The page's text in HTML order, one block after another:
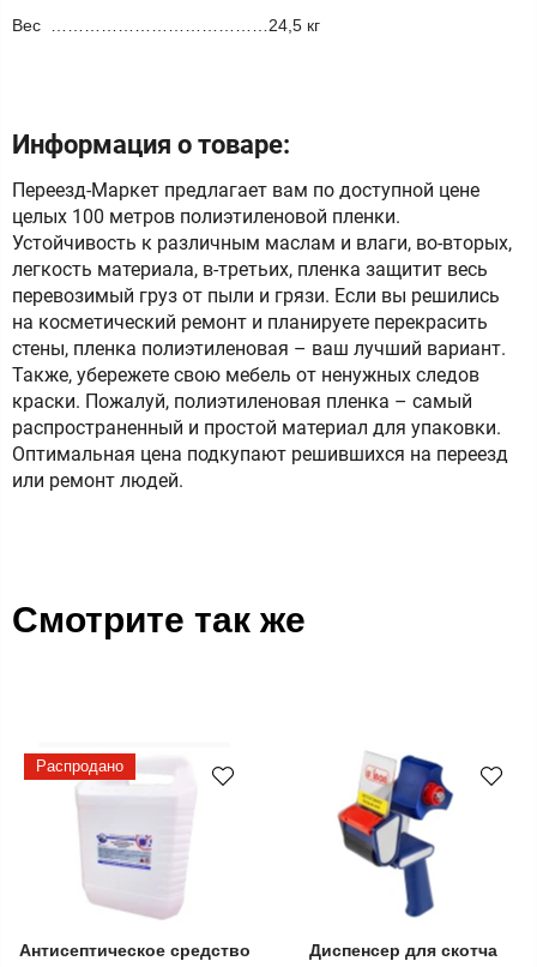
Вес …………………………………24,5 кг
Информация о товаре:
Переезд-Маркет предлагает вам по доступной цене
целых 100 метров полиэтиленовой пленки.
Устойчивость к различным маслам и влаги, во-вторых,
легкость материала, в-третьих, пленка защитит весь
перевозимый груз от пыли и грязи. Если вы решились
на косметический ремонт и планируете перекрасить
стены, пленка полиэтиленовая – ваш лучший вариант.
Также, убережете свою мебель от ненужных следов
краски. Пожалуй, полиэтиленовая пленка – самый
распространенный и простой материал для упаковки.
Оптимальная цена подкупают решившихся на переезд
или ремонт людей.
Смотрите так же
Распродано
Антисептическое средство
Диспенсер для скотча